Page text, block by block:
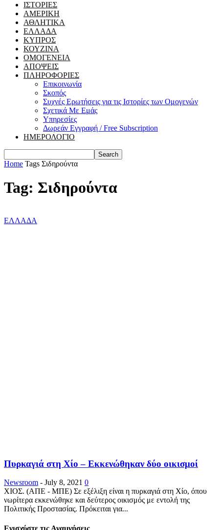
ΙΣΤΟΡΙΕΣ
ΑΜΕΡΙΚΗ
ΑΘΛΗΤΙΚΑ
ΕΛΛΑΔΑ
ΚΥΠΡΟΣ
ΚΟΥΖΙΝΑ
ΟΜΟΓΕΝΕΙΑ
ΑΠΟΨΕΙΣ
ΠΛΗΡΟΦΟΡΙΕΣ
Επικοινωνία
Σκοπός
Συχνές Ερωτήσεις για τις Ιστορίες των Ομογενών
Σχετικά Με Εμάς
Υπηρεσίες
Δωρεάν Εγγραφή / Free Subscription
ΗΜΕΡΟΛΟΓΙΟ
Home Tags Σιδηρούντα
Tag: Σιδηρούντα
ΕΛΛΑΔΑ
Πυρκαγιά στη Χίο – Εκκενώθηκαν δύο οικισμοί
Newsroom - July 8, 2021 0
ΧΙΟΣ. (ΑΠΕ - ΜΠΕ) Σε εξέλιξη είναι η πυρκαγιά στη Χίο, όπου
νωρίτερα εκκενώθηκε και δεύτερος οικισμός με εντολή της
Πολιτικής Προστασίας. Πρόκειται για...
Ενισχύστε τις Αναμνήσεις